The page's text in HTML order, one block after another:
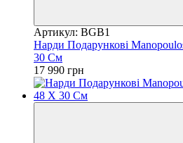
Артикул: BGB1
Нарди Подарункові
30 См
17 990 грн